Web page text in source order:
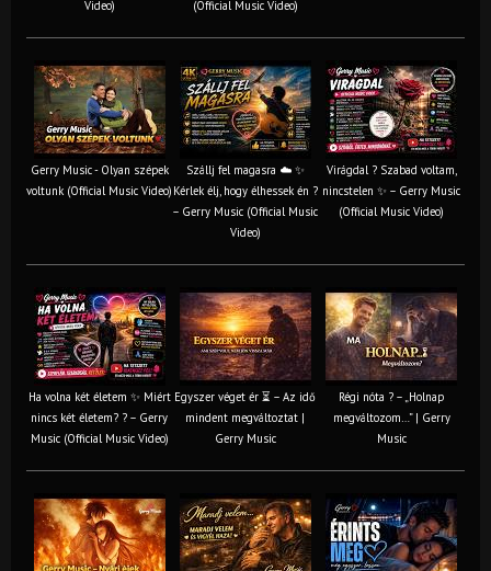
Video) (Official Music Video)
Gerry Music - Olyan szépek
voltunk (Official Music Video)
Szállj fel magasra ☁️ ✨
Kérlek élj, hogy élhessek én ?
– Gerry Music (Official Music
Video)
Virágdal ? Szabad voltam,
nincstelen ✨ – Gerry Music
(Official Music Video)
Ha volna két életem ✨ Miért
nincs két életem? ? – Gerry
Music (Official Music Video)
Egyszer véget ér ⏳ – Az idő
mindent megváltoztat |
Gerry Music
Régi nóta ? – „Holnap
megváltozom…” | Gerry
Music